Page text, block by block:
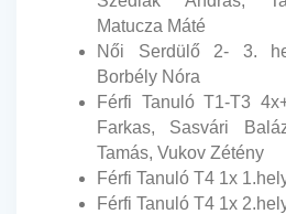
Matucza Máté
Női Serdülő 2- 3.
Borbély Nóra
Férfi Tanuló T1-T3
Farkas, Sasvári
Tamás, Vukov Zétény
Férfi Tanuló T4 1x
Férfi Tanuló T4 1x